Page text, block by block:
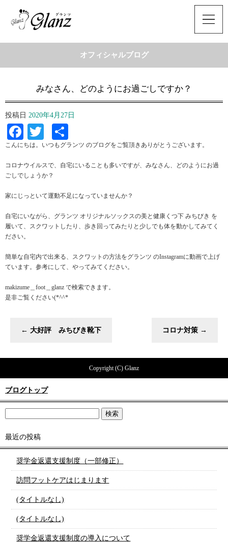
オフィシャルブログ
みなさん、どのようにお過ごしですか？
投稿日 2020年4月27日
Facebook
Twitter
有
こんにちは。いつもグランツ のブログをご覧頂きありがとうございます。
コロナウイルスで、自宅にいることも多いですが、みなさん、どのようにお過
ごしでしょうか？
家にじっといて運動不足になっていませんか？
自宅にいながら、グランツ オリジナルソックスの美と健康くつ下 みちびき を
履いて、スクワットしたり、歩き回ってみたりと少しでも体を動かしてみてく
ださい。
簡単な自宅内で出来る、スクワットの方法をグランツ のInstagramに動画で上げ
ています。参考にして、やってみてください。
makizume＿foot＿glanz で検索できます。
是非ご覧ください(*^^*ゞ
← 大好評 みちびき靴下 コロナ対策 →
Copyright (C) Glanz
ブログトップ
最近の投稿
奨学金返還支援制度（一部修正）
訪問フットケアはじまります
(タイトルなし)
(タイトルなし)
奨学金返還支援制度の導入について